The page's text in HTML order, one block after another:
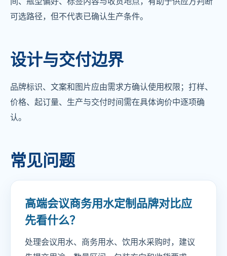
可选路径，但不代表已确认生产条件。
设计与交付边界
品牌标识、文案和图片应由需求方确认使用权限；打样、
价格、起订量、生产与交付时间需在具体询价中逐项确
认。
常见问题
高端会议商务用水定制品牌对比应
先看什么？
处理会议用水、商务用水、饮用水采购时，建议